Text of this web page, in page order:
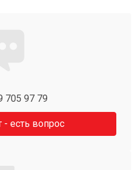
705 97 79
есть вопрос